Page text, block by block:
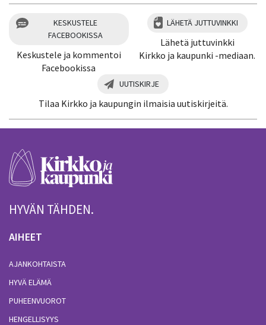
KESKUSTELE
FACEBOOKISSA
Keskustele ja kommentoi
Facebookissa
LÄHETÄ JUTTUVINKKI
Lähetä juttuvinkki
Kirkko ja kaupunki -mediaan.
UUTISKIRJE
Tilaa Kirkko ja kaupungin ilmaisia uutiskirjeitä.
HYVÄN TÄHDEN.
AIHEET
AJANKOHTAISTA
HYVÄ ELÄMÄ
PUHEENVUOROT
HENGELLISYYS